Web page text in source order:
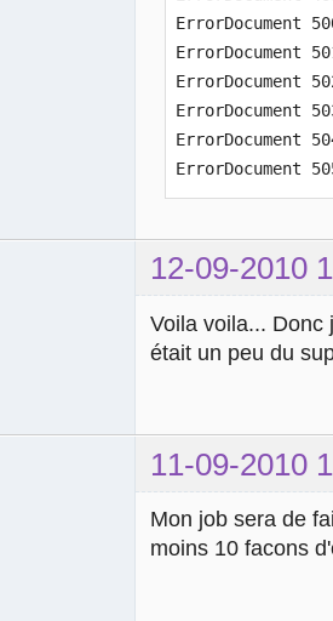
case '500'
echo 'Erreur
break;
case '501'
echo 'Le
break;
case '502':
break;
echo
'
break;
break;
case '505':
echo 'Version
break;
default:
ErrorDocument
ErrorDocument
ErrorDocument
ErrorDocument
ErrorDocument
ErrorDocument
12-09-2010
Voila voila... Donc
était un peu du
11-09-2010
Mon job sera de
moins 10 facons